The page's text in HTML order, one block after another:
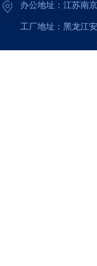
办公地址：江苏南
工厂地址：黑龙江